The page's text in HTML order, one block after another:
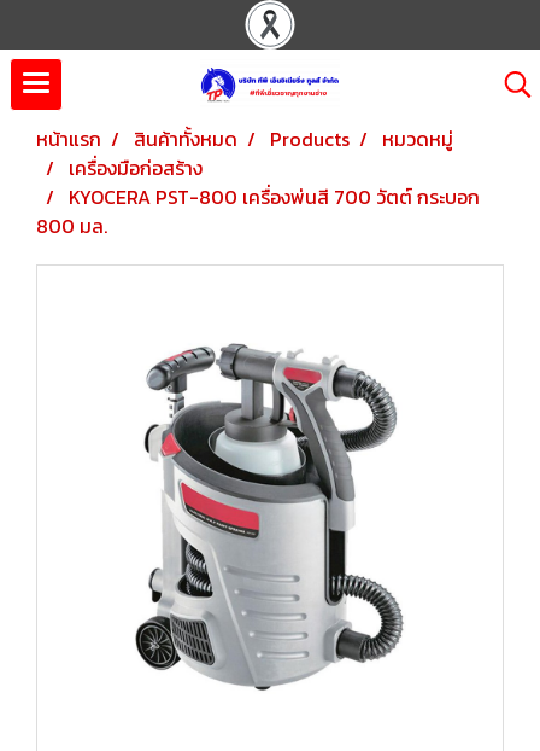
หน้าแรก สินค้าทั้งหมด Products
หมวดหมู่
เครื่องมือก่อสร้าง
KYOCERA PST-800 เครื่องพ่นสี 700 วัตต์ กระบอก
800 มล.